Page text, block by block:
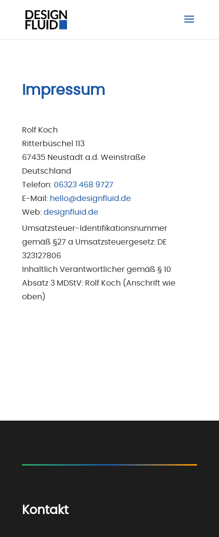
Impressum
Rolf Koch
Ritterbüschel 113
67435 Neustadt a.d. Weinstraße
Deutschland
Telefon: 06323 468 9727
E-Mail: hello@designfluid.de
Web: designfluid.de
Umsatzsteuer-Identifikationsnummer
gemäß §27 a Umsatzsteuergesetz: DE
323127806
Inhaltlich Verantwortlicher gemäß § 10
Absatz 3 MDStV: Rolf Koch (Anschrift wie
oben)
Kontakt